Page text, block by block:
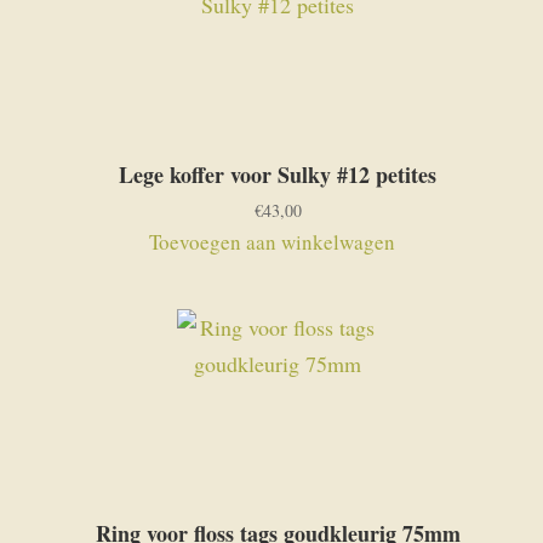
Lege koffer voor Sulky #12 petites
€43,00
Toevoegen aan winkelwagen
Ring voor floss tags goudkleurig 75mm